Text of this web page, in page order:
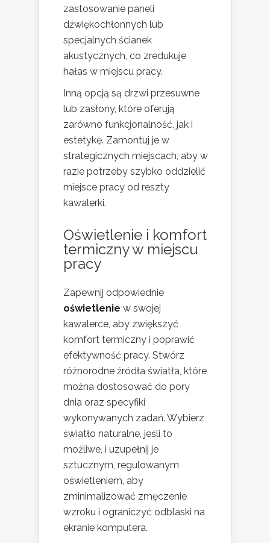
zastosowanie paneli
dźwiękochłonnych lub
specjalnych ścianek
akustycznych, co zredukuje
hałas w miejscu pracy.
Inną opcją są drzwi przesuwne
lub zasłony, które oferują
zarówno funkcjonalność, jak i
estetykę. Zamontuj je w
strategicznych miejscach, aby w
razie potrzeby szybko oddzielić
miejsce pracy od reszty
kawalerki.
Oświetlenie i komfort
termiczny w miejscu
pracy
Zapewnij odpowiednie
oświetlenie w swojej
kawalerce, aby zwiększyć
komfort termiczny i poprawić
efektywność pracy. Stwórz
różnorodne źródła światła, które
można dostosować do pory
dnia oraz specyfiki
wykonywanych zadań. Wybierz
światło naturalne, jeśli to
możliwe, i uzupełnij je
sztucznym, regulowanym
oświetleniem, aby
zminimalizować zmęczenie
wzroku i ograniczyć odblaski na
ekranie komputera.